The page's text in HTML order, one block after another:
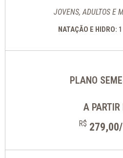
JOVENS, ADULTOS E
NATAÇÃO E HIDRO:
PLANO
A PARTIR
R$ 279,00/